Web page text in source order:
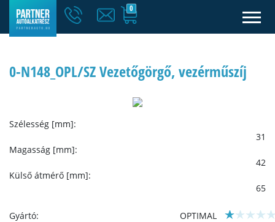
0
0-N148_OPL/SZ Vezetőgörgő, vezérműszíj
Szélesség [mm]:
31
Magasság [mm]:
42
Külső átmérő [mm]:
65
Gyártó:
OPTIMAL